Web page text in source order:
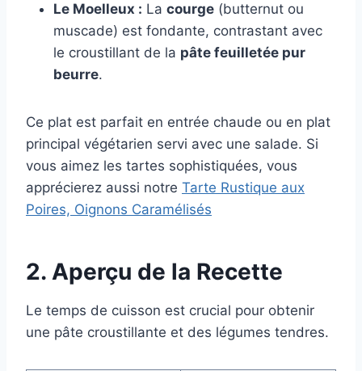
Le Moelleux : La courge (butternut ou
muscade) est fondante, contrastant avec
le croustillant de la pâte feuilletée pur
beurre.
Ce plat est parfait en entrée chaude ou en plat
principal végétarien servi avec une salade. Si
vous aimez les tartes sophistiquées, vous
apprécierez aussi notre Tarte Rustique aux
Poires, Oignons Caramélisés
2. Aperçu de la Recette
Le temps de cuisson est crucial pour obtenir
une pâte croustillante et des légumes tendres.